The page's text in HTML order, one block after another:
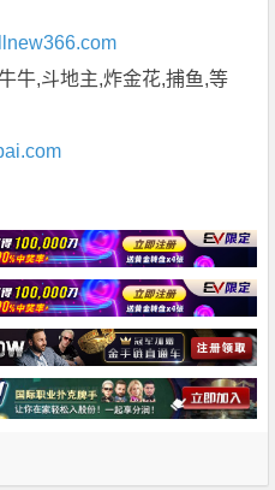
牛,斗地主,炸金花,捕鱼,等